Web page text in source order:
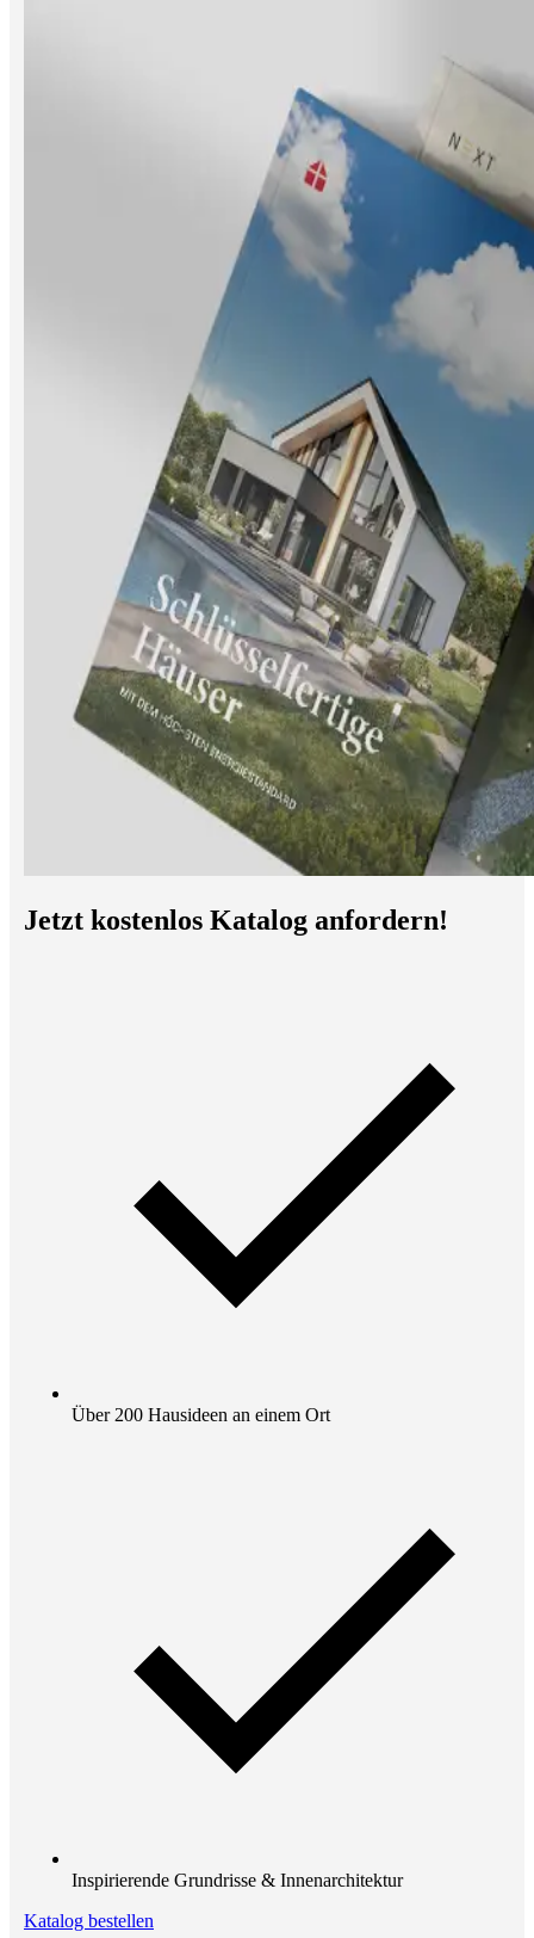
Jetzt kostenlos Katalog anfordern!
Über 200 Hausideen an einem Ort
Inspirierende Grundrisse & Innenarchitektur
Katalog bestellen